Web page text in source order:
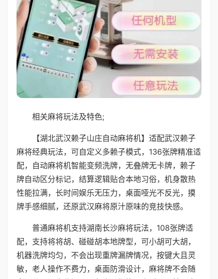
相关麻将玩法及特色;
【湖北武汉赖子山庄自动麻将机】适配武汉赖子
麻将经典玩法，可自定义多赖子模式，136张牌精准适
配，自动麻将机智能变频洗牌，无叠牌无卡牌，赖子
牌自动区分标记，结算逻辑贴合本地习俗，机身散热
性能拉满，长时间娱乐无压力，桌面哑光不反光，摸
牌手感细腻，还原武汉麻将原汁原味的竞技快感。
普通麻将机支持湖南长沙麻将玩法，108张牌适
配，支持将将胡、碰碰胡本地牌型，可小胡可大胡，
机器洗牌均匀，不会出现重牌漏牌情况，按键大且灵
敏，老人操作不费力，桌面防滑设计，麻将牌不会随